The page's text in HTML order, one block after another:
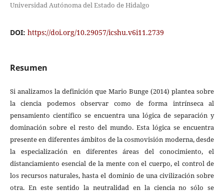
Universidad Autónoma del Estado de Hidalgo
DOI: https://doi.org/10.29057/icshu.v6i11.2739
Resumen
Si analizamos la definición que Mario Bunge (2014) plantea sobre
la ciencia podemos observar como de forma intrínseca al
pensamiento científico se encuentra una lógica de separación y
dominación sobre el resto del mundo. Esta lógica se encuentra
presente en diferentes ámbitos de la cosmovisión moderna, desde
la especialización en diferentes áreas del conocimiento, el
distanciamiento esencial de la mente con el cuerpo, el control de
los recursos naturales, hasta el dominio de una civilización sobre
otra. En este sentido la neutralidad en la ciencia no sólo se